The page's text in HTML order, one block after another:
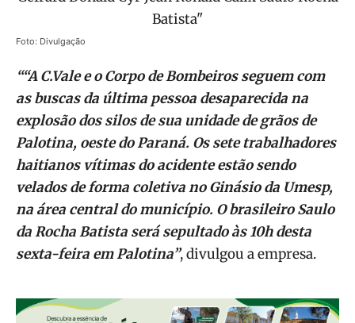
Foto: Divulgação
““A C.Vale e o Corpo de Bombeiros seguem com
as buscas da última pessoa desaparecida na
explosão dos silos de sua unidade de grãos de
Palotina, oeste do Paraná. Os sete trabalhadores
haitianos vítimas do acidente estão sendo
velados de forma coletiva no Ginásio da Umesp,
na área central do município. O brasileiro Saulo
da Rocha Batista será sepultado às 10h desta
sexta-feira em Palotina”, divulgou a empresa.